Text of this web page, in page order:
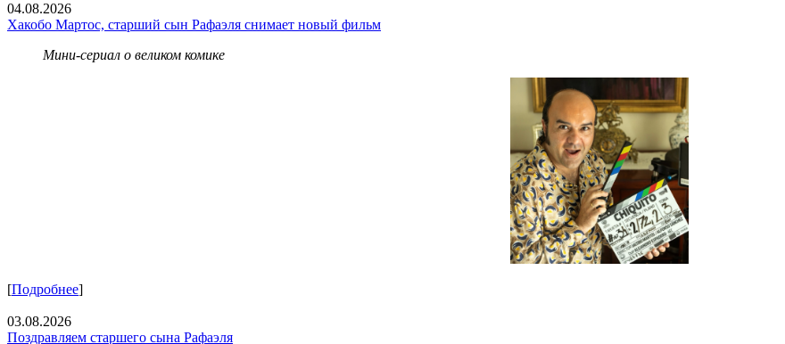
04.08.2026
Хакобо Мартос, старший сын Рафаэля снимает новый фильм
Мини-сериал о великом комике
[Подробнее]
03.08.2026
Поздравляем старшего сына Рафаэля